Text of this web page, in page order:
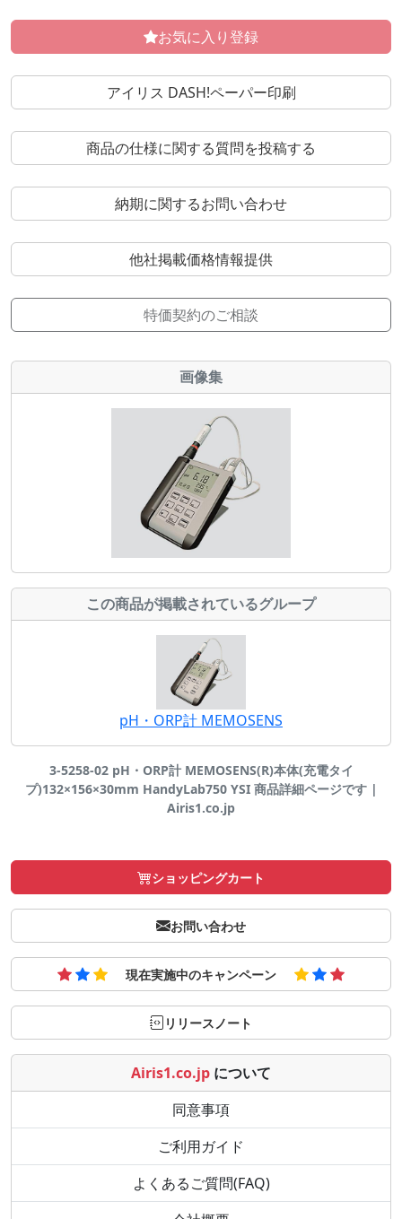
お気に入り登録
アイリス DASH!ペーパー印刷
商品の仕様に関する質問を投稿する
納期に関するお問い合わせ
他社掲載価格情報提供
特価契約のご相談
画像集
この商品が掲載されているグループ
pH・ORP計 MEMOSENS
3-5258-02 pH・ORP計 MEMOSENS(R)本体(充電タイ
プ)132×156×30mm HandyLab750 YSI 商品詳細ページです |
Airis1.co.jp
ショッピングカート
お問い合わせ
現在実施中のキャンペーン
リリースノート
Airis1.co.jp について
同意事項
ご利用ガイド
よくあるご質問(FAQ)